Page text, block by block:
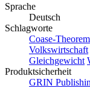
Sprache
Deutsch
Schlagworte
Coase-Theorem
Volkswirtschaft
Gleichgewicht
Produktsicherheit
GRIN